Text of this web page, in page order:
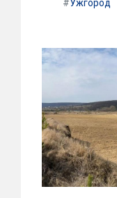
#Ужгород